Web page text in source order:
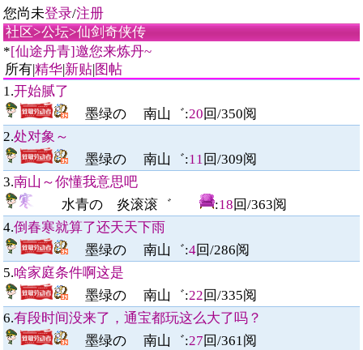
您尚未登录/注册
社区>公坛>仙剑奇侠传
*[仙途丹青]邀您来炼丹~
所有|精华|新贴|图帖
1.开始腻了
墨绿の 南山゛:20回/350阅
2.处对象～
墨绿の 南山゛:11回/309阅
3.南山～你懂我意思吧
水青の 炎滚滚゛
:18回/363阅
4.倒春寒就算了还天天下雨
墨绿の 南山゛:4回/286阅
5.啥家庭条件啊这是
墨绿の 南山゛:22回/335阅
6.有段时间没来了，通宝都玩这么大了吗？
墨绿の 南山゛:27回/361阅